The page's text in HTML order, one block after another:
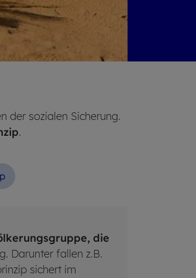
der sozialen Sicherung.
.
die
Darunter fallen z.B.
sichert im